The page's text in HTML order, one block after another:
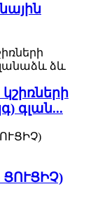
գլան...